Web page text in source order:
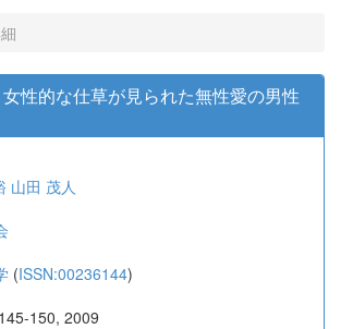
女性的な仕草が見られた無性愛の男性
山田 茂人
(ISSN:00236144)
150, 2009